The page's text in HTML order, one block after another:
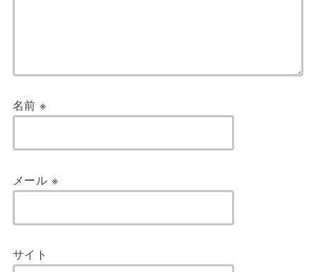
名前※
メール ※
サイト